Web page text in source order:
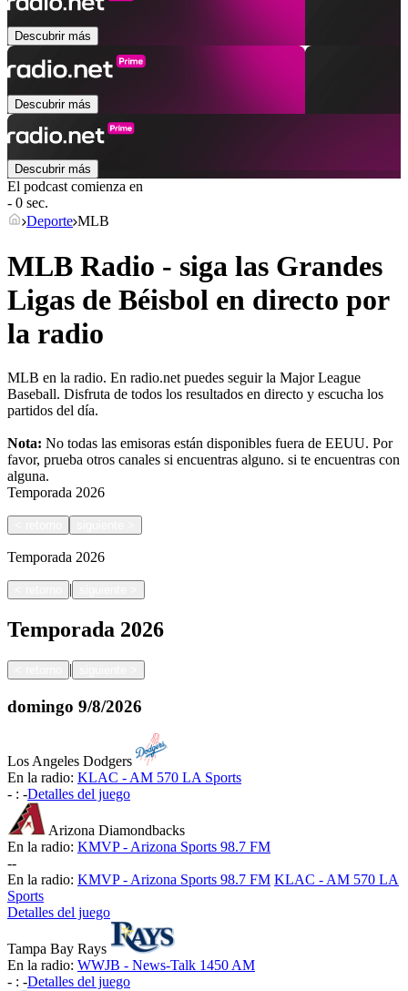
Descubrir más
Descubrir más
Descubrir más
El podcast comienza en
- 0 sec.
Deporte MLB
MLB Radio - siga las Grandes
Ligas de Béisbol en directo por
la radio
MLB en la radio. En radio.net puedes seguir la Major League
Baseball. Disfruta de todos los resultados en directo y escucha los
partidos del día.
Nota: No todas las emisoras están disponibles fuera de EEUU. Por
favor, prueba otros canales si encuentras alguno. si te encuentras con
alguna.
Temporada 2026
Temporada 2026
|
Temporada 2026
|
domingo 9/8/2026
Los Angeles Dodgers
En la radio: KLAC - AM 570 LA Sports
- : -Detalles del juego
Arizona Diamondbacks
En la radio: KMVP - Arizona Sports 98.7 FM
--
En la radio: KMVP - Arizona Sports 98.7 FM KLAC - AM 570 LA
Sports
Detalles del juego
Tampa Bay Rays
En la radio: WWJB - News-Talk 1450 AM
- : -Detalles del juego